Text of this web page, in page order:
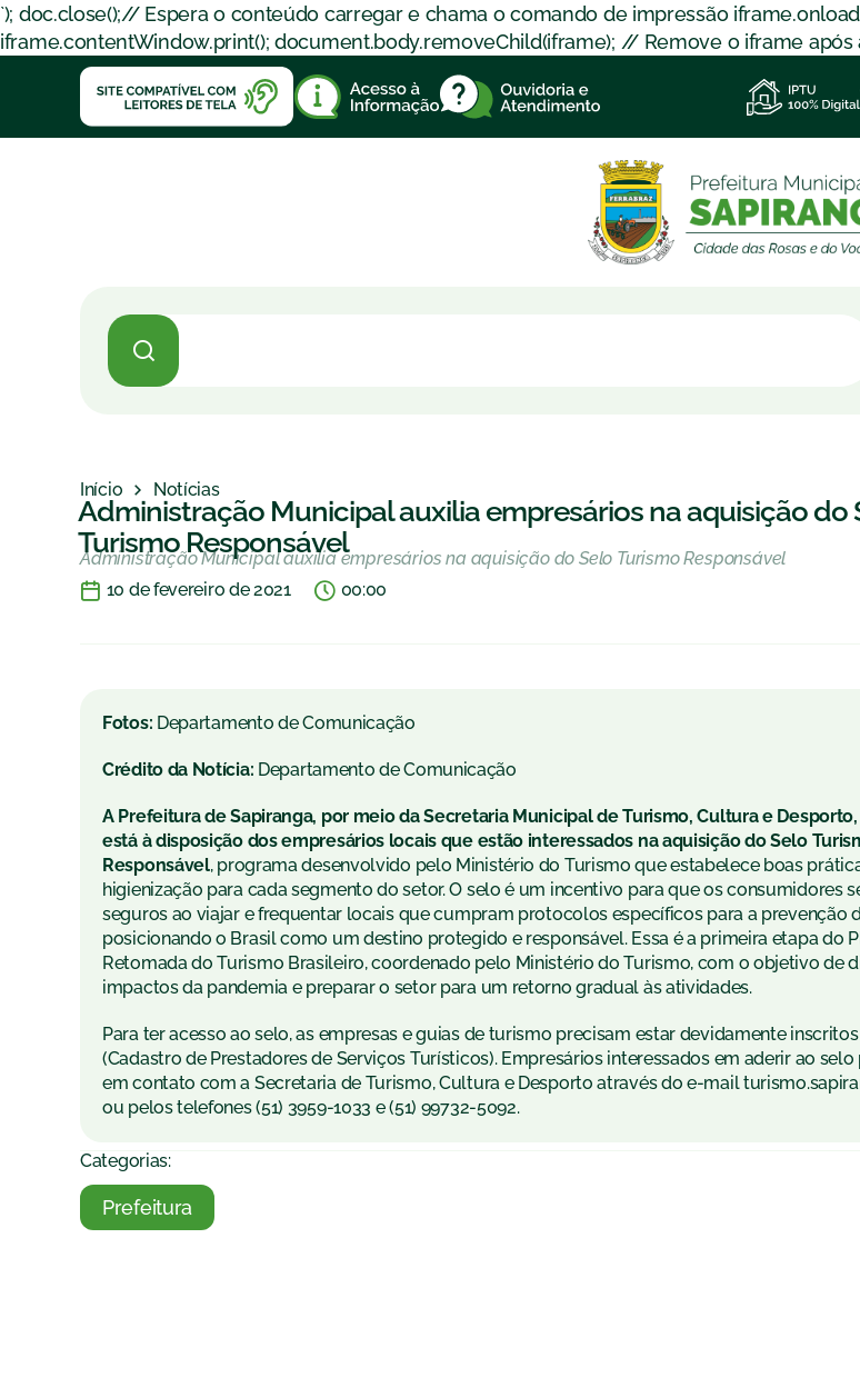
`); doc.close();// Espera o conteúdo carregar e chama o comando de impressão
iframe.contentWindow.print(); document.body.removeChild(iframe); // Remove o iframe após a
Início Notícias
Administração Municipal auxilia empresários na aquisição do
Turismo Responsável
Administração Municipal auxilia empresários na aquisição do Selo Turismo Responsável
10 de fevereiro de 2021
00:00
Fotos: Departamento de Comunicação
Crédito da Notícia: Departamento de Comunicação
A Prefeitura de Sapiranga, por meio da Secretaria Municipal de Turismo, Cultura e
está à disposição dos empresários locais que estão interessados na aquisição do Selo
Responsável, programa desenvolvido pelo Ministério do Turismo que estabelece boas
higienização para cada segmento do setor. O selo é um incentivo para que os consumidores
seguros ao viajar e frequentar locais que cumpram protocolos específicos para a prevenção
posicionando o Brasil como um destino protegido e responsável. Essa é a primeira etapa do
Retomada do Turismo Brasileiro, coordenado pelo Ministério do Turismo, com o objetivo de
impactos da pandemia e preparar o setor para um retorno gradual às atividades.
Para ter acesso ao selo, as empresas e guias de turismo precisam estar devidamente
(Cadastro de Prestadores de Serviços Turísticos). Empresários interessados em aderir ao
em contato com a Secretaria de Turismo, Cultura e Desporto através do e-mail
ou pelos telefones (51) 3959-1033 e (51) 99732-5092.
Categorias:
Prefeitura